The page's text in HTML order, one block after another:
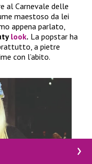
al Carnevale delle
maestoso da lei
appena parlato,
look. La popstar ha
a pietre
con l’abito.